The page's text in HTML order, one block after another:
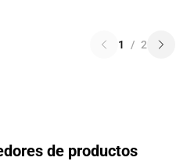
1 / 2
de productos